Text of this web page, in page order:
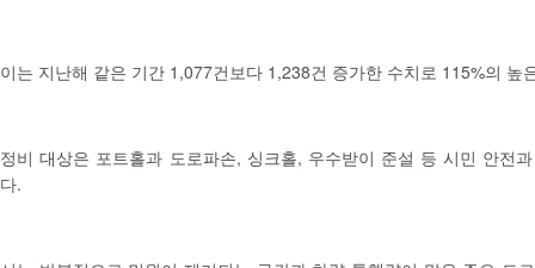
이는 지난해 같은 기간 1,077건보다 1,238건 증가한 수치로 115%의 높
정비 대상은 포트홀과 도로파손, 싱크홀, 우수받이 준설 등 시민 안전
다.